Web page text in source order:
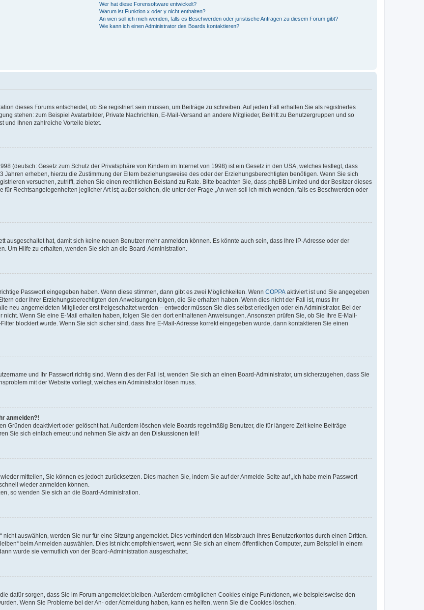
Wer hat diese Forensoftware entwickelt?
Warum ist Funktion x oder y nicht enthalten?
An wen soll ich mich wenden, falls es Beschwerden oder juristische Anfragen zu diesem Forum gibt?
Wie kann ich einen Administrator des Boards kontaktieren?
dieses Forums entscheidet, ob Sie registriert sein müssen, um Beiträge zu schreiben. Auf jeden Fall erhalten Sie als registriertes
stehen: zum Beispiel Avatarbilder, Private Nachrichten, E-Mail-Versand an andere Mitglieder, Beitritt zu Benutzergruppen und so
und Ihnen zahlreiche Vorteile bietet.
(deutsch: Gesetz zum Schutz der Privatsphäre von Kindern im Internet von 1998) ist ein Gesetz in den USA, welches festlegt, dass
erheben, hierzu die Zustimmung der Eltern beziehungsweise des oder der Erziehungsberechtigten benötigen. Wenn Sie sich
versuchen, zutrifft, ziehen Sie einen rechtlichen Beistand zu Rate. Bitte beachten Sie, dass phpBB Limited und der Besitzer dieses
Rechtsangelegenheiten jeglicher Art ist; außer solchen, die unter der Frage „An wen soll ich mich wenden, falls es Beschwerden oder
ausgeschaltet hat, damit sich keine neuen Benutzer mehr anmelden können. Es könnte auch sein, dass Ihre IP-Adresse oder der
Um Hilfe zu erhalten, wenden Sie sich an die Board-Administration.
Passwort eingegeben haben. Wenn diese stimmen, dann gibt es zwei Möglichkeiten. Wenn COPPA aktiviert ist und Sie angegeben
oder Ihrer Erziehungsberechtigten den Anweisungen folgen, die Sie erhalten haben. Wenn dies nicht der Fall ist, muss Ihr
neu angemeldeten Mitglieder erst freigeschaltet werden – entweder müssen Sie dies selbst erledigen oder ein Administrator. Bei der
Wenn Sie eine E-Mail erhalten haben, folgen Sie den dort enthaltenen Anweisungen. Ansonsten prüfen Sie, ob Sie Ihre E-Mail-
blockiert wurde. Wenn Sie sich sicher sind, dass Ihre E-Mail-Adresse korrekt eingegeben wurde, dann kontaktieren Sie einen
und Ihr Passwort richtig sind. Wenn dies der Fall ist, wenden Sie sich an einen Board-Administrator, um sicherzugehen, dass Sie
mit der Website vorliegt, welches ein Administrator lösen muss.
anmelden?!
Gründen deaktiviert oder gelöscht hat. Außerdem löschen viele Boards regelmäßig Benutzer, die für längere Zeit keine Beiträge
Sie sich einfach erneut und nehmen Sie aktiv an den Diskussionen teil!
mitteilen, Sie können es jedoch zurücksetzen. Dies machen Sie, indem Sie auf der Anmelde-Seite auf „Ich habe mein Passwort
wieder anmelden können.
so wenden Sie sich an die Board-Administration.
auswählen, werden Sie nur für eine Sitzung angemeldet. Dies verhindert den Missbrauch Ihres Benutzerkontos durch einen Dritten.
beim Anmelden auswählen. Dies ist nicht empfehlenswert, wenn Sie sich an einem öffentlichen Computer, zum Beispiel in einem
wurde sie vermutlich von der Board-Administration ausgeschaltet.
dafür sorgen, dass Sie im Forum angemeldet bleiben. Außerdem ermöglichen Cookies einige Funktionen, wie beispielsweise den
Wenn Sie Probleme bei der An- oder Abmeldung haben, kann es helfen, wenn Sie die Cookies löschen.